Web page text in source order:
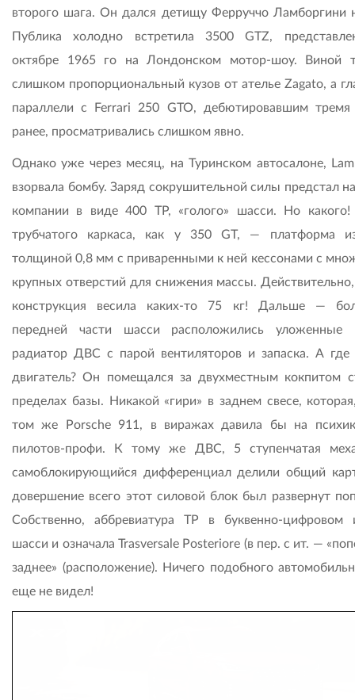
второго шага. Он дался детищу Ферруччо Ламборгини
Публика холодно встретила 3500 GTZ,
октябре 1965 го на Лондонском мотор-шоу. Виной
слишком пропорциональный кузов от ателье Zagato, а
параллели с Ferrari 250 GTO, дебютировавшим тремя
ранее, просматривались слишком явно.
Однако уже через месяц, на Туринском автосалоне,
взорвала бомбу. Заряд сокрушительной силы предстал
компании в виде 400 ТР, «голого» шасси. Но какого!
трубчатого каркаса, как у 350 GT, — платформа
толщиной 0,8 мм с приваренными к ней кессонами с
крупных отверстий для снижения массы. Действительно,
конструкция весила каких-то 75 кг! Дальше —
передней части шасси расположились уложенные
радиатор ДВС с парой вентиляторов и запаска. А
двигатель? Он помещался за двухместным кокпитом
пределах базы. Никакой «гири» в заднем свесе,
том же Porsche 911, в виражах давила бы на
пилотов-профи. К тому же ДВС, 5 ступенчатая
самоблокирующийся дифференциал делили общий
довершение всего этот силовой блок был развернут
Собственно, аббревиатура ТР в буквенно-цифровом
шасси и означала Trasversale Posteriore (в пер. с ит. —
заднее» (расположение). Ничего подобного
еще не видел!